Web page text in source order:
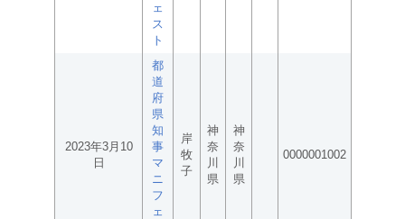
ェ
ス
ト
2023年3月10
日
都
道
府
県
知
事
マ
ニ
フ
ェ
岸
牧
子
神
奈
川
県
神
奈
川
県
0000001002